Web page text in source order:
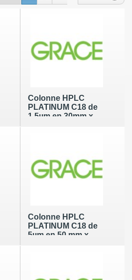
Colonne HPLC
PLATINUM C18 de
1.5µm en 30mm x
Colonne HPLC
PLATINUM C18 de
5µm en 50 mm x